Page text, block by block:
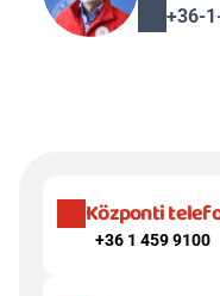
+36-
Központi
+36 1 459 9100